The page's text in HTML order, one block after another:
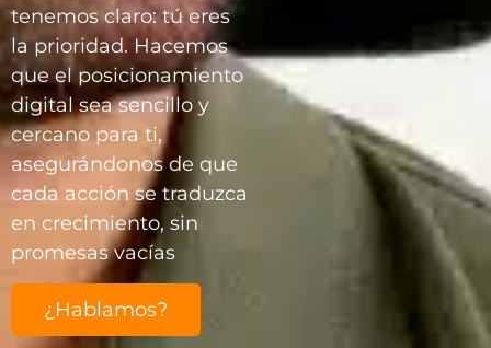
tenemos claro: tú eres
la prioridad. Hacemos
que el posicionamiento
digital sea sencillo y
cercano para ti,
asegurándonos de que
cada acción se traduzca
en crecimiento, sin
promesas vacías
¿Hablamos?